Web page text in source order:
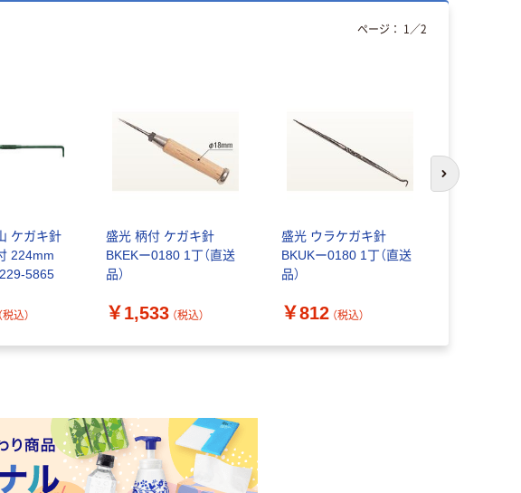
ケガキ針
224mm
5865
（税込）
盛光 柄付 ケガキ針
BKEKー0180 1丁（直送
品）
￥1,533 （税込）
盛光 ウラケガキ針
BKUKー0180 1丁（直送
品）
￥812 （税込）
ページ： 1 ／2
次のスライド